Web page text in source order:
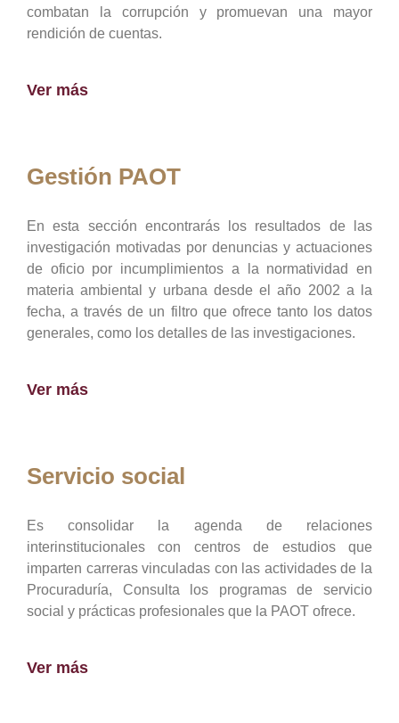
combatan la corrupción y promuevan una mayor
rendición de cuentas.
Ver más
Gestión PAOT
En esta sección encontrarás los resultados de las
investigación motivadas por denuncias y actuaciones
de oficio por incumplimientos a la normatividad en
materia ambiental y urbana desde el año 2002 a la
fecha, a través de un filtro que ofrece tanto los datos
generales, como los detalles de las investigaciones.
Ver más
Servicio social
Es consolidar la agenda de relaciones
interinstitucionales con centros de estudios que
imparten carreras vinculadas con las actividades de la
Procuraduría, Consulta los programas de servicio
social y prácticas profesionales que la PAOT ofrece.
Ver más